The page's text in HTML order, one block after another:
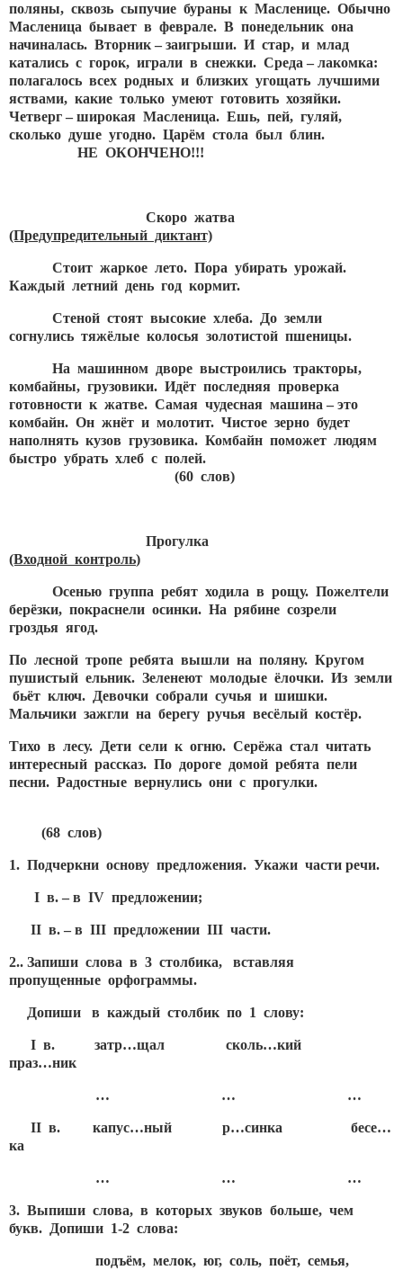
поляны, сквозь сыпучие бураны к Масленице. Обычно
Масленица бывает в феврале. В понедельник она
начиналась. Вторник – заигрыши. И стар, и млад
катались с горок, играли в снежки. Среда – лакомка:
полагалось всех родных и близких угощать лучшими
яствами, какие только умеют готовить хозяйки.
Четверг – широкая Масленица. Ешь, пей, гуляй,
сколько душе угодно. Царём стола был блин.
НЕ ОКОНЧЕНО!!!
Скоро жатва
(Предупредительный диктант)
Стоит жаркое лето. Пора убирать урожай.
Каждый летний день год кормит.
Стеной стоят высокие хлеба. До земли
согнулись тяжёлые колосья золотистой пшеницы.
На машинном дворе выстроились тракторы,
комбайны, грузовики. Идёт последняя проверка
готовности к жатве. Самая чудесная машина – это
комбайн. Он жнёт и молотит. Чистое зерно будет
наполнять кузов грузовика. Комбайн поможет людям
быстро убрать хлеб с полей.
(60 слов)
Прогулка
(Входной контроль)
Осенью группа ребят ходила в рощу. Пожелтели
берёзки, покраснели осинки. На рябине созрели
гроздья ягод.
По лесной тропе ребята вышли на поляну. Кругом
пушистый ельник. Зеленеют молодые ёлочки. Из земли
бьёт ключ. Девочки собрали сучья и шишки.
Мальчики зажгли на берегу ручья весёлый костёр.
Тихо в лесу. Дети сели к огню. Серёжа стал читать
интересный рассказ. По дороге домой ребята пели
песни. Радостные вернулись они с прогулки.
(68 слов)
1. Подчеркни основу предложения. Укажи части речи.
I в. – в IV предложении;
II в. – в III предложении III части.
2.. Запиши слова в 3 столбика, вставляя
пропущенные орфограммы.
Допиши в каждый столбик по 1 слову:
I в. затр…щал сколь…кий
праз…ник
… … …
II в. капус…ный р…синка бесе…
ка
… … …
3. Выпиши слова, в которых звуков больше, чем
букв. Допиши 1-2 слова:
подъём, мелок, юг, соль, поёт, семья,